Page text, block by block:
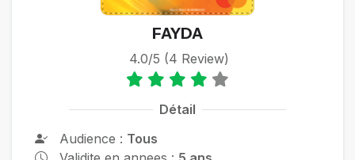
FAYDA
4.0/5 (4 Review)
Détail
Audience : Tous